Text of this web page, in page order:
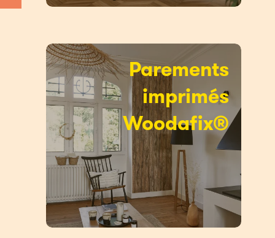
Parements
imprimés
Woodafix®